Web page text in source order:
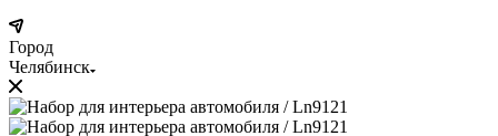
Город
Челябинск